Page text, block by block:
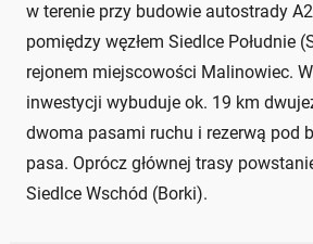
w terenie przy budowie autostrady
pomiędzy węzłem Siedlce Południe
rejonem miejscowości Malinowiec.
inwestycji wybuduje ok. 19 km
dwoma pasami ruchu i rezerwą pod
pasa. Oprócz głównej trasy
Siedlce Wschód (Borki).